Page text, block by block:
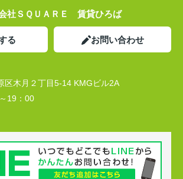
社ＳＱＵＡＲＥ 賃貸ひろば
る お問い合わせ
区木月２丁目5-14 KMGビル2A
19：00